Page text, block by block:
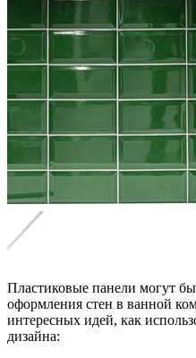
Пластиковые панели могут
оформления стен в ванной
интересных идей, как
дизайна: